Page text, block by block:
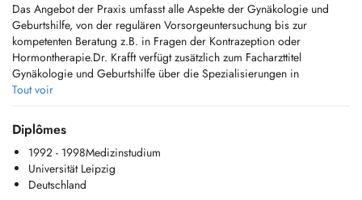
Das Angebot der Praxis umfasst alle Aspekte der Gynäkologie und
Geburtshilfe, von der regulären Vorsorgeuntersuchung bis zur
kompetenten Beratung z.B. in Fragen der Kontrazeption oder
Hormontherapie.Dr. Krafft verfügt zusätzlich zum Facharzttitel
Gynäkologie und Geburtshilfe über die Spezialisierungen in
operativer Gynäkologie und Geburtshilfe und in fetomaternaler
Medizin. Die Qualifikation in der Ultraschalldiagnostik wird durch die
Zertifizierung DEGUM –Stufe II gesichert (Deutsche Gesellschaft für
Ultraschall in der Medizin).
Tout voir
Diplômes
1992 - 1998Medizinstudium
Universität Leipzig
Deutschland